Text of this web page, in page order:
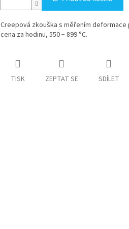
Creepová zkouška s měřením deformace
cena za hodinu, 550 − 899 °C.
TISK ZEPTAT SE SDÍLET